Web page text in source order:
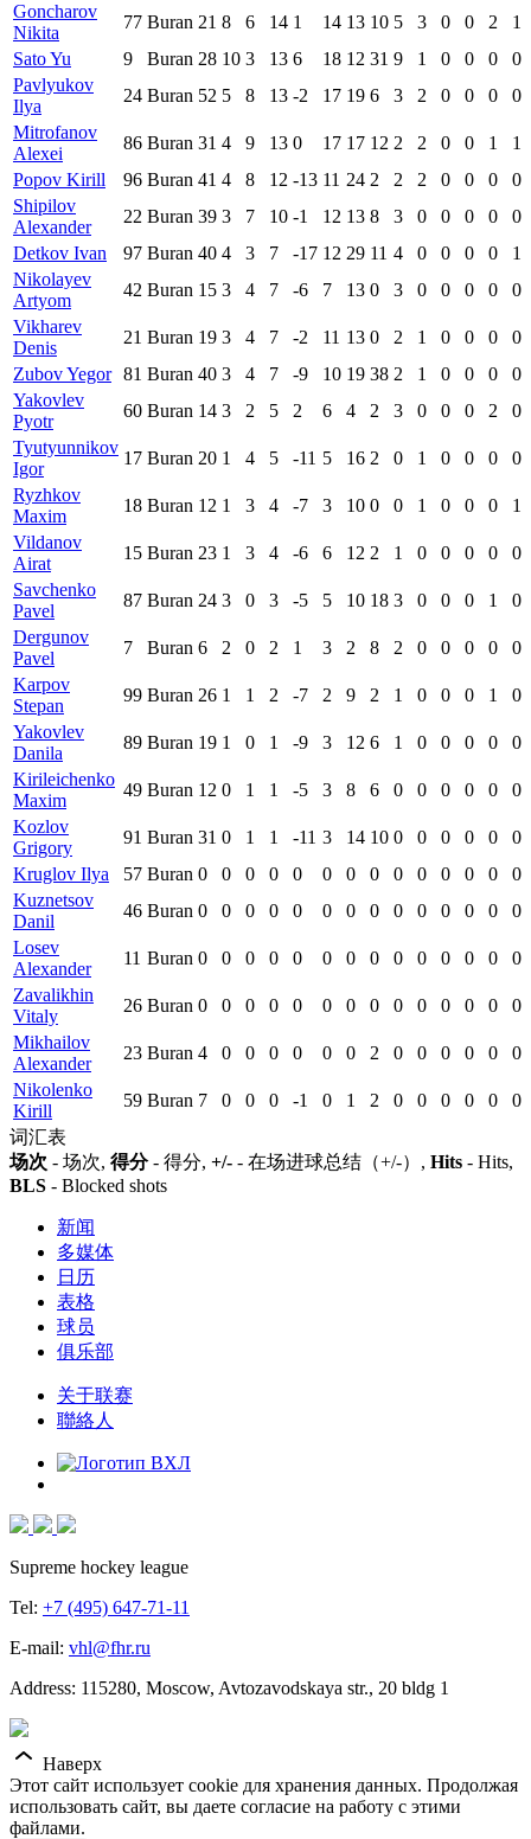
Goncharov
Nikita
77 Buran 21 8 6 14 1 14 13 10 5 3 0 0 2
1
Sato Yu
9 Buran 28 10 3 13 6 18 12 31 9 1 0 0 0
0
Pavlyukov
Ilya
24 Buran 52 5 8 13 -2 17 19 6 3 2 0 0 0
0
Mitrofanov
Alexei
86 Buran 31 4 9 13 0 17 17 12 2 2 0 0 1
1
Popov Kirill
96 Buran 41 4 8 12 -13 11 24 2 2 2 0 0 0
0
Shipilov
Alexander
22 Buran 39 3 7 10 -1 12 13 8 3 0 0 0 0
0
Detkov Ivan
97 Buran 40 4 3 7 -17 12 29 11 4 0 0 0 0
1
Nikolayev
Artyom
42 Buran 15 3 4 7 -6 7 13 0 3 0 0 0 0
0
Vikharev
Denis
21 Buran 19 3 4 7 -2 11 13 0 2 1 0 0 0
0
Zubov Yegor 81 Buran 40 3 4 7 -9 10 19 38 2 1 0 0 0
0
Yakovlev
Pyotr
60 Buran 14 3 2 5 2 6 4 2 3 0 0 0 2
0
Tyutyunnikov
Igor
17 Buran 20 1 4 5 -11 5 16 2 0 1 0 0 0
0
Ryzhkov
Maxim
18 Buran 12 1 3 4 -7 3 10 0 0 1 0 0 0
1
Vildanov
Airat
15 Buran 23 1 3 4 -6 6 12 2 1 0 0 0 0
0
Savchenko
Pavel
87 Buran 24 3 0 3 -5 5 10 18 3 0 0 0 1
0
Dergunov
Pavel
7 Buran 6 2 0 2 1 3 2 8 2 0 0 0 0
0
Karpov
Stepan
99 Buran 26 1 1 2 -7 2 9 2 1 0 0 0 1
0
Yakovlev
Danila
89 Buran 19 1 0 1 -9 3 12 6 1 0 0 0 0
0
Kirileichenko
Maxim
49 Buran 12 0 1 1 -5 3 8 6 0 0 0 0 0
0
Kozlov
Grigory
91 Buran 31 0 1 1 -11 3 14 10 0 0 0 0 0
0
Kruglov Ilya
57 Buran 0 0 0 0 0 0 0 0 0 0 0 0 0
0
Kuznetsov
Danil
46 Buran 0 0 0 0 0 0 0 0 0 0 0 0 0
0
Losev
Alexander
11 Buran 0 0 0 0 0 0 0 0 0 0 0 0 0
0
Zavalikhin
Vitaly
26 Buran 0 0 0 0 0 0 0 0 0 0 0 0 0
0
Mikhailov
Alexander
23 Buran 4 0 0 0 0 0 0 2 0 0 0 0 0
0
Nikolenko
Kirill
59 Buran 7 0 0 0 -1 0 1 2 0 0 0 0 0
0
词汇表
场次 - 场次, 得分- 得分, +/- - 在场进球总结（+/-）, Hits - Hits,
BLS - Blocked shots
新闻
多媒体
日历
表格
球员
俱乐部
关于联赛
聯絡人
Supreme hockey league
Tel: +7 (495) 647-71-11
E-mail: vhl@fhr.ru
Address: 115280, Moscow, Avtozavodskaya str., 20 bldg 1
Наверх
Этот сайт использует cookie для хранения данных. Продолжая
использовать сайт, вы даете согласие на работу с этими
файлами.